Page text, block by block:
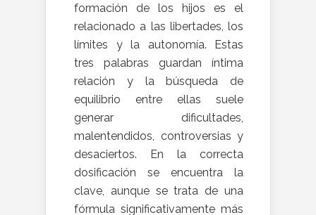
formación de los hijos es el
relacionado a las libertades, los
límites y la autonomía. Estas
tres palabras guardan íntima
relación y la búsqueda de
equilibrio entre ellas suele
generar dificultades,
malentendidos, controversias y
desaciertos. En la correcta
dosificación se encuentra la
clave, aunque se trata de una
fórmula significativamente más